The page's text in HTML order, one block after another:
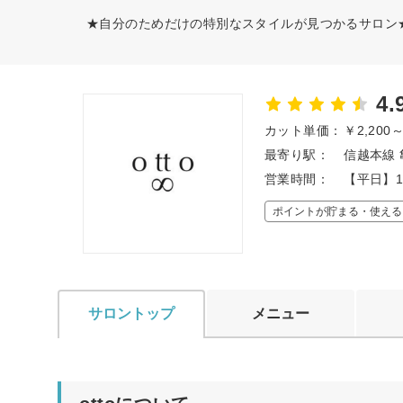
★自分のためだけの特別なスタイルが見つかるサロ
カット単価：
￥2,200
最寄り駅：
信越本線
営業時間：
【平日
ポイントが貯まる・使える
サロントップ メニュー